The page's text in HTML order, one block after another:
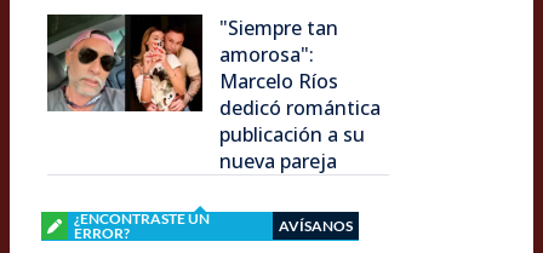
"Siempre tan
amorosa":
Marcelo Ríos
dedicó romántica
publicación a su
nueva pareja
¿ENCONTRASTE UN
ERROR?
AVÍSANOS